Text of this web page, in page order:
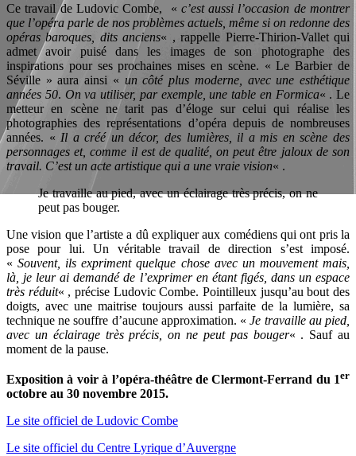
Ce travail de Ludovic Combe, « c’est aussi l’occasion de montrer
que l’opéra parle de nos problèmes actuels, même si on redonne des
opéras baroques, dits anciens« , rappelle Pierre-Thirion-Vallet qui
admet avoir puisé dans les images de son photographe des
inspirations pour ses prochaines mises en scène. « Le Barbier de
Séville » aura ainsi « un côté plus moderne, avec une esthétique
années 50. On va utiliser, par exemple, une table en Formica« . Le
metteur en scène ne tarit pas d’éloge sur celui qui réalise les
photographies des représentations d’opéra depuis de nombreuses
années. « Il a créé un décor, des lumières, il a mis en scène des
personnages et, comme il est de qualité, on peut être jaloux de son
travail. C’est un acte artistique qui a une vraie vision« .
Je travaille au pied, avec un éclairage très précis, on ne
peut pas bouger.
Une vision que l’artiste a dû expliquer aux comédiens qui ont pris la
pose pour lui. Un véritable travail de direction s’est imposé.
«Souvent, ils expriment quelque chose avec un mouvement mais,
là, je leur ai demandé de l’exprimer en étant figés, dans un espace
très réduit« , précise Ludovic Combe. Pointilleux jusqu’au bout des
doigts, avec une maitrise toujours aussi parfaite de la lumière, sa
technique ne souffre d’aucune approximation. «Je travaille au pied,
avec un éclairage très précis, on ne peut pas bouger« . Sauf au
moment de la pause.
Exposition à voir à l’opéra-théâtre de Clermont-Ferrand du 1er
octobre au 30 novembre 2015.
Le site officiel de Ludovic Combe
Le site officiel du Centre Lyrique d’Auvergne